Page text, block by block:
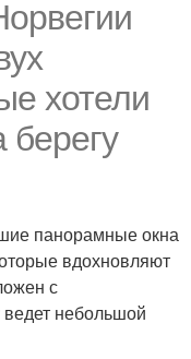
хотели
берегу
панорамные окна
вдохновляют
с
небольшой